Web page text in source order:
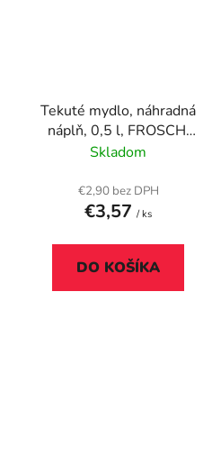
Tekuté mydlo, náhradná
náplň, 0,5 l, FROSCH,
mandľové mlieko
Skladom
€2,90 bez DPH
€3,57 / ks
DO KOŠÍKA